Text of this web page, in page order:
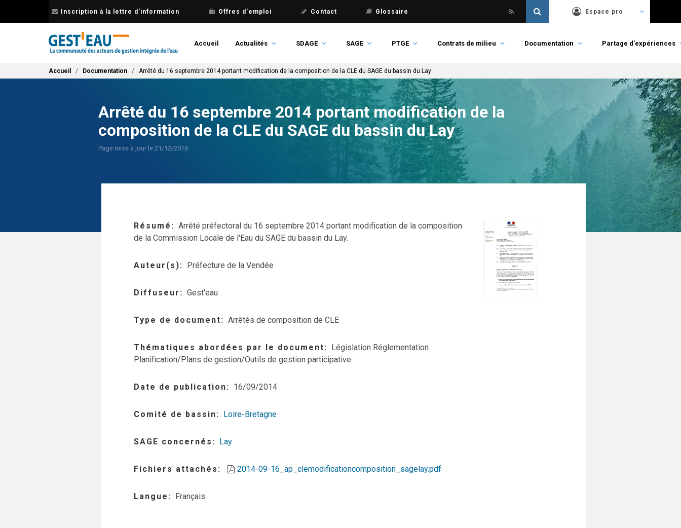
Inscription à la lettre d'information Offres d'emploi Contact Glossaire Espace pro
Accueil Actualités SDAGE SAGE PTGE Contrats de milieu Documentation Partage d'expériences
Fil d'Ariane
Accueil Documentation Arrêté du 16 septembre 2014 portant modification de la composition de la CLE du SAGE du bassin du Lay
Arrêté du 16 septembre 2014 portant modification de la
composition de la CLE du SAGE du bassin du Lay
Page mise à jour le 21/12/2016
Résumé
Arrêté préfectoral du 16 septembre 2014 portant modification de la composition
de la Commission Locale de l'Eau du SAGE du bassin du Lay.
Auteur(s) Préfecture de la Vendée
Diffuseur Gest'eau
Type de document Arrêtés de composition de CLE
Thématiques abordées par le document
Législation Réglementation
Planification/Plans de gestion/Outils de gestion participative
Date de publication 16/09/2014
Comité de bassin Loire-Bretagne
SAGE concernés Lay
Fichiers attachés 2014-09-16_ap_clemodificationcomposition_sagelay.pdf
Langue Français